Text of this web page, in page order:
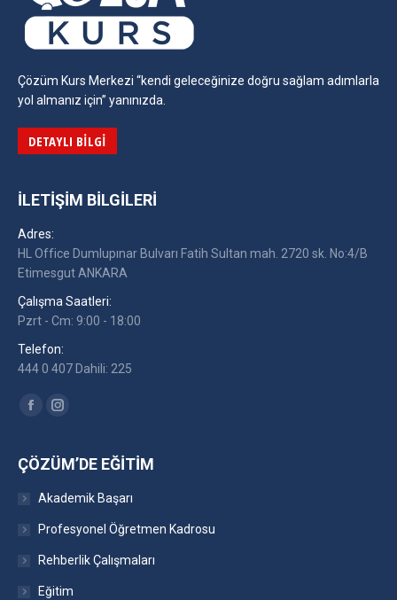
Çözüm Kurs Merkezi “kendi geleceğinize doğru sağlam adımlarla
yol almanız için” yanınızda.
DETAYLI BILGI
İLETIŞIM BILGILERI
Adres:
HL Office Dumlupınar Bulvarı Fatih Sultan mah. 2720 sk. No:4/B
Etimesgut ANKARA
Çalışma Saatleri:
Pzrt - Cm: 9:00 - 18:00
Telefon:
444 0 407 Dahili: 225
Find us on:
FacebookInstagram
ÇÖZÜM’DE EĞITIM
Akademik Başarı
Profesyonel Öğretmen Kadrosu
Rehberlik Çalışmaları
Eğitim